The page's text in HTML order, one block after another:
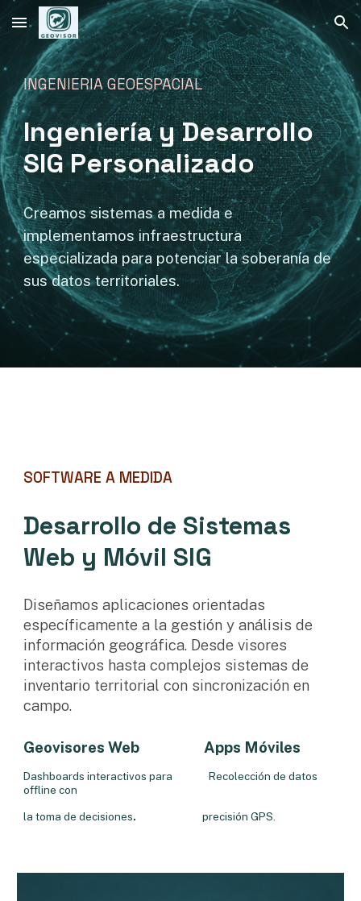
Skip to main content Skip to navigation
INGENIERIA GEOESPACIAL
Ingeniería y Desarrollo
SIG Personalizado
Creamos sistemas a medida e
implementamos infraestructura
especializada para potenciar la soberanía de
sus datos territoriales.
SOFTWARE A MEDIDA
Desarrollo de Sistemas
Web y Móvil SIG
Diseñamos aplicaciones orientadas
específicamente a la gestión y análisis de
información geográfica. Desde visores
interactivos hasta complejos sistemas de
inventario territorial con sincronización en
campo.
Geovisores Web Apps Móviles
Dashboards interactivos para Recolección de datos
offline con
la toma de decisiones. precisión GPS.